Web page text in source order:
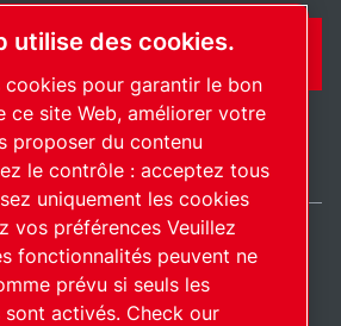
CONTACT
les cookies© 2026 Copyright.
France / FR
utilise des cookies.
cookies pour garantir le bon
ce site Web, améliorer votre
proposer du contenu
le contrôle : acceptez tous
uniquement les cookies
vos préférences Veuillez
fonctionnalités peuvent ne
prévu si seuls les
sont activés. Check our